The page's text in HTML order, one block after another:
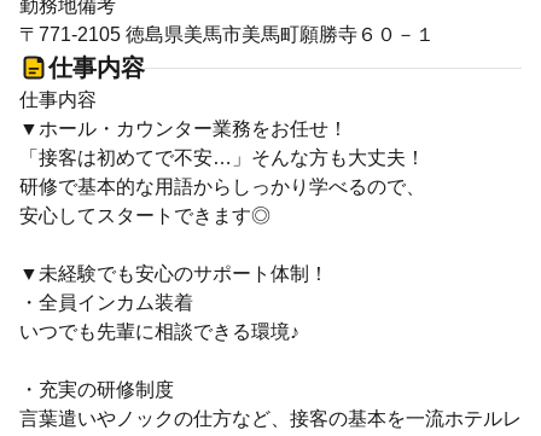
勤務地備考
〒771-2105 徳島県美馬市美馬町願勝寺６０－１
仕事内容
仕事内容
▼ホール・カウンター業務をお任せ！
「接客は初めてで不安…」そんな方も大丈夫！
研修で基本的な用語からしっかり学べるので、
安心してスタートできます◎
▼未経験でも安心のサポート体制！
・全員インカム装着
いつでも先輩に相談できる環境♪
・充実の研修制度
言葉遣いやノックの仕方など、接客の基本を一流ホテルレ